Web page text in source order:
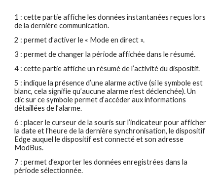
1 : cette partie affiche les données instantanées reçues lors
de la dernière communication.
2 : permet d’activer le « Mode en direct ».
3 : permet de changer la période affichée dans le résumé.
4 : cette partie affiche un résumé de l’activité du dispositif.
5 : indique la présence d’une alarme active (si le symbole est
blanc, cela signifie qu’aucune alarme n’est déclenchée). Un
clic sur ce symbole permet d’accéder aux informations
détaillées de l’alarme.
6 : placer le curseur de la souris sur l’indicateur pour afficher
la date et l’heure de la dernière synchronisation, le dispositif
Edge auquel le dispositif est connecté et son adresse
ModBus.
7 : permet d’exporter les données enregistrées dans la
période sélectionnée.